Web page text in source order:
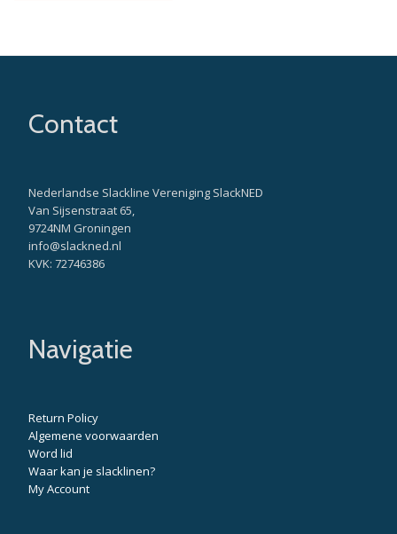
Contact
Nederlandse Slackline Vereniging SlackNED
Van Sijsenstraat 65,
9724NM Groningen
info@slackned.nl
KVK: 72746386
Navigatie
Return Policy
Algemene voorwaarden
Word lid
Waar kan je slacklinen?
My Account